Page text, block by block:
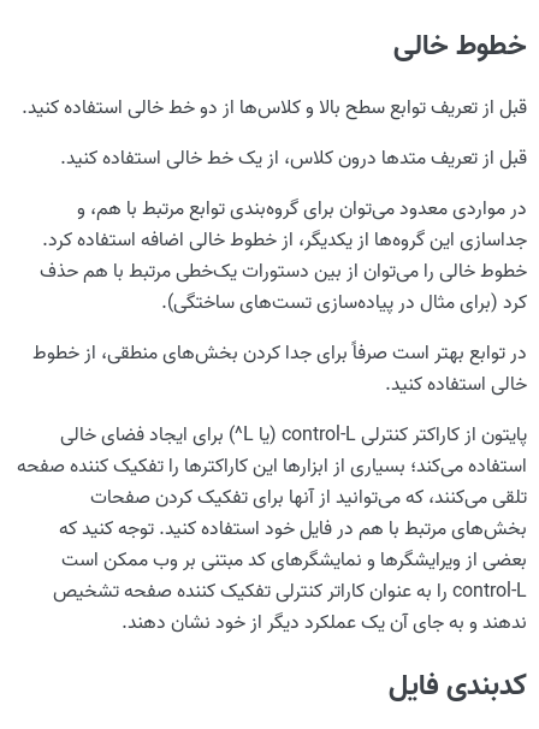
خطوط خالی
قبل از تعریف توابع سطح بالا و کلاس‌ها از دو خط خالی استفاده کنید.
قبل از تعریف متدها درون کلاس، از یک خط خالی استفاده کنید.
در مواردی معدود می‌توان برای گروه‌بندی توابع مرتبط با هم، و
جداسازی این گروه‌ها از یکدیگر، از خطوط خالی اضافه استفاده کرد.
خطوط خالی را می‌توان از بین دستورات یک‌خطی مرتبط با هم حذف
کرد (برای مثال در پیاده‌سازی تست‌های ساختگی).
در توابع بهتر است صرفاً برای جدا کردن بخش‌های منطقی، از خطوط
خالی استفاده کنید.
پایتون از کاراکتر کنترلی control-L (یا L^) برای ایجاد فضای خالی
استفاده می‌کند؛ بسیاری از ابزارها این کاراکترها را تفکیک کننده صفحه
تلقی می‌کنند، که می‌توانید از آنها برای تفکیک کردن صفحات
بخش‌های مرتبط با هم در فایل خود استفاده کنید. توجه کنید که
بعضی از ویرایشگرها و نمایشگرهای کد مبتنی بر وب ممکن است
control-L را به عنوان کاراتر کنترلی تفکیک کننده صفحه تشخیص
ندهند و به جای آن یک عملکرد دیگر از خود نشان دهند.
کدبندی فایل